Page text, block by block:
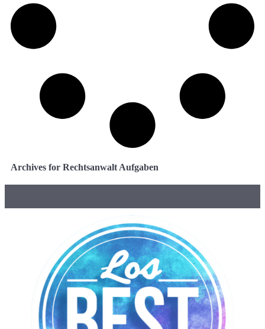
Archives for Rechtsanwalt Aufgaben